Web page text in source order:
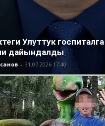
Улуттук
дайындалды
- 31.07.2026 17:40